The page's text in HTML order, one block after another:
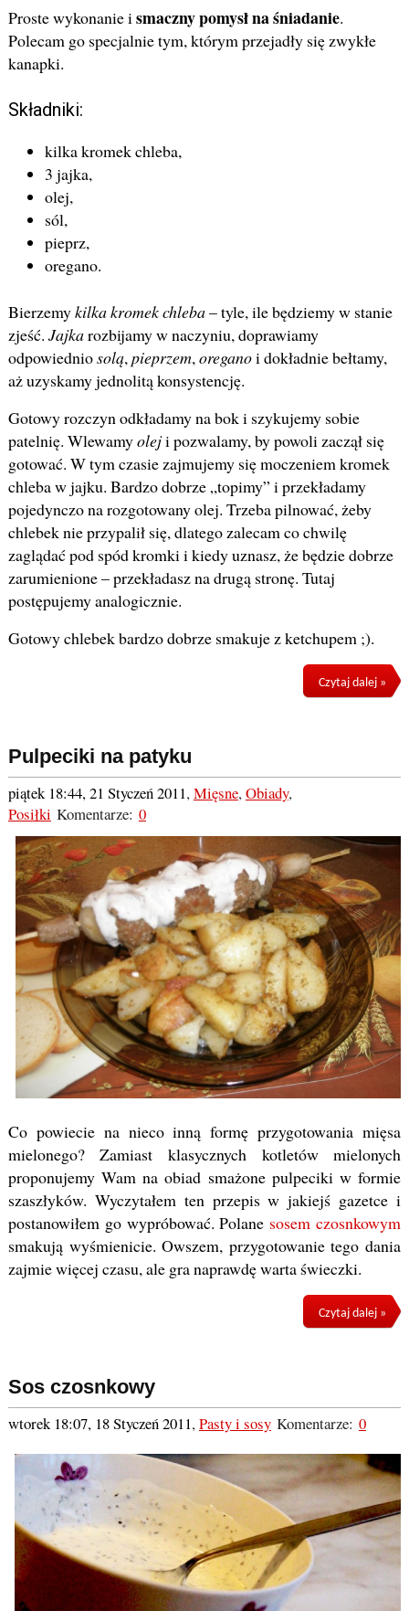
Proste wykonanie i smaczny pomysł na śniadanie.
Polecam go specjalnie tym, którym przejadły się zwykłe
kanapki.
Składniki:
kilka kromek chleba,
3 jajka,
olej,
sól,
pieprz,
oregano.
Bierzemykilka kromek chleba– tyle, ile będziemy w stanie
zjeść. Jajkarozbijamy w naczyniu, doprawiamy
odpowiedniosolą, pieprzem, oreganoi dokładnie bełtamy,
aż uzyskamy jednolitą konsystencję.
Gotowy rozczyn odkładamy na bok i szykujemy sobie
patelnię. Wlewamyoleji pozwalamy, by powoli zaczął się
gotować. W tym czasie zajmujemy się moczeniem kromek
chleba w jajku. Bardzo dobrze „topimy” i przekładamy
pojedynczo na rozgotowany olej. Trzeba pilnować, żeby
chlebek nie przypalił się, dlatego zalecam co chwilę
zaglądać pod spód kromki i kiedy uznasz, że będzie dobrze
zarumienione – przekładasz na drugą stronę. Tutaj
postępujemy analogicznie.
Gotowy chlebek bardzo dobrze smakuje z ketchupem ;).
Czytaj dalej »
Pulpeciki na patyku
piątek 18:44, 21 Styczeń 2011,Mięsne,Obiady,
Posiłki Komentarze: 0
Co powiecie na nieco inną formę przygotowania mięsa
mielonego? Zamiast klasycznych kotletów mielonych
proponujemy Wam na obiad smażone pulpeciki w formie
szaszłyków. Wyczytałem ten przepis w jakiejś gazetce i
postanowiłem go wypróbować. Polane sosem czosnkowym
smakują wyśmienicie. Owszem, przygotowanie tego dania
zajmie więcej czasu, ale gra naprawdę warta świeczki.
Czytaj dalej »
Sos czosnkowy
wtorek 18:07, 18 Styczeń 2011, Pasty i sosyKomentarze: 0